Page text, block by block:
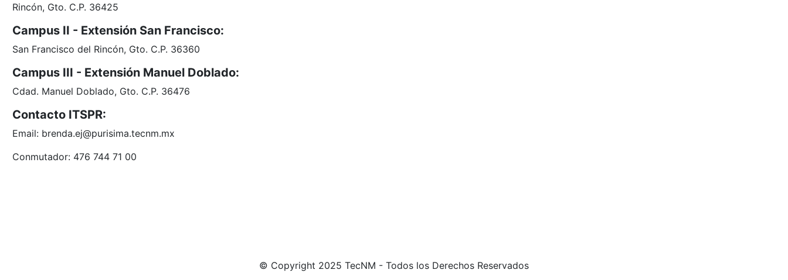
Rincón, Gto. C.P. 36425
Campus II - Extensión San Francisco:
San Francisco del Rincón, Gto. C.P. 36360
Campus III - Extensión Manuel Doblado:
Cdad. Manuel Doblado, Gto. C.P. 36476
Contacto ITSPR:
Email: brenda.ej@purisima.tecnm.mx
Conmutador: 476 744 71 00
© Copyright 2025 TecNM - Todos los Derechos Reservados